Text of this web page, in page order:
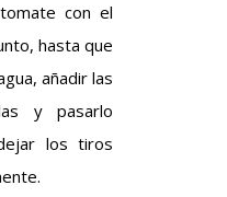
con el
hasta que
añadir las
y pasarlo
los tiros